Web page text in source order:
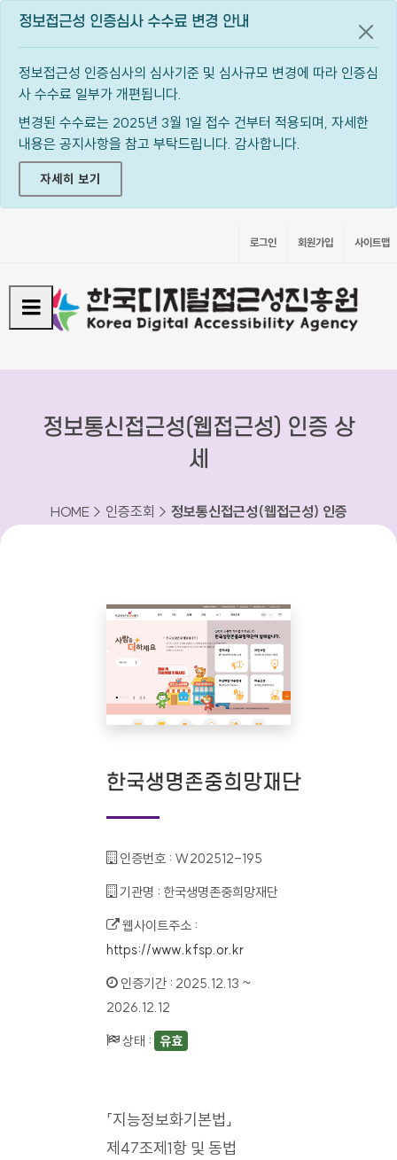
정보접근성 인증심사 수수료 변경 안내
정보접근성 인증심사의 심사기준 및 심사규모 변경에 따라 인증심
사 수수료 일부가 개편됩니다.
변경된 수수료는 2025년 3월 1일 접수 건부터 적용되며, 자세한
내용은 공지사항을 참고 부탁드립니다. 감사합니다.
자세히 보기
공지
로그인 회원가입 사이트맵
정보통신접근성(웹접근성) 인증 상
세
HOME > 인증조회 > 정보통신접근성(웹접근성) 인증
한국생명존중희망재단
인증번호 : W202512-195
기관명 : 한국생명존중희망재단
웹사이트주소 :
https://www.kfsp.or.kr
인증기간 : 2025.12.13 ~
2026.12.12
상태 : 유효
「지능정보화기본법」
제47조제1항 및 동법